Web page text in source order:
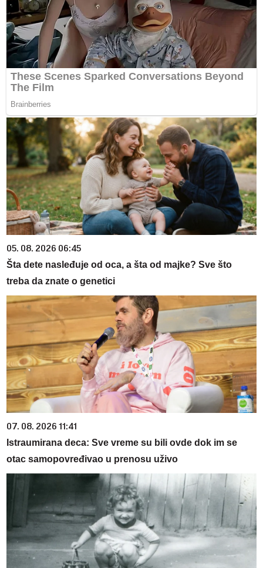
05. 08. 2026 06:45
Šta dete nasleđuje od oca, a šta od majke? Sve što
treba da znate o genetici
07. 08. 2026 11:41
Istraumirana deca: Sve vreme su bili ovde dok im se
otac samopovređivao u prenosu uživo